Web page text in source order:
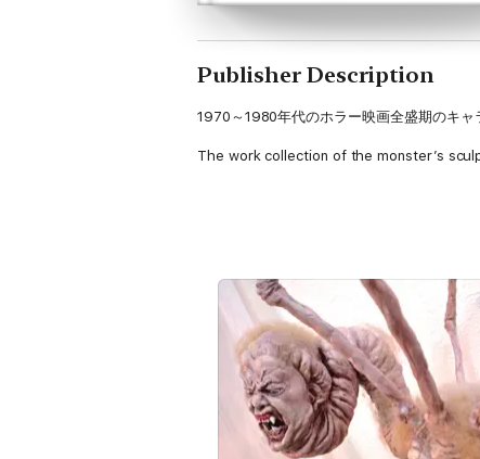
Publisher Description
1970～1980年代のホラー映画全盛期のキャ
The work collection of the monster’s